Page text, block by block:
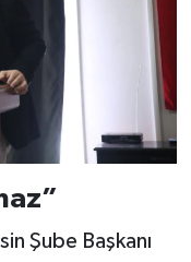
Şube Başkanı